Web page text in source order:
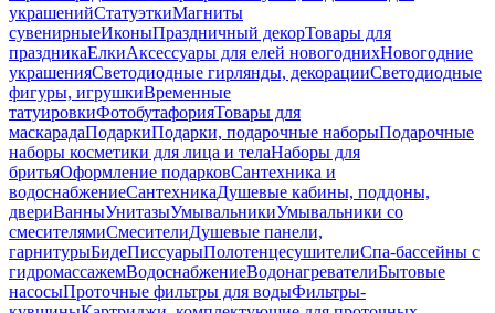
украшенийСтатуэткиМагниты
сувенирныеИконыПраздничный декорТовары для
праздникаЕлкиАксессуары для елей новогоднихНовогодние
украшенияСветодиодные гирлянды, декорацииСветодиодные
фигуры, игрушкиВременные
татуировкиФотобутафорияТовары для
маскарадаПодаркиПодарки, подарочные наборыПодарочные
наборы косметики для лица и телаНаборы для
бритьяОформление подарковСантехника и
водоснабжениеСантехникаДушевые кабины, поддоны,
двериВанныУнитазыУмывальникиУмывальники со
смесителямиСмесителиДушевые панели,
гарнитурыБидеПиссуарыПолотенцесушителиСпа-бассейны с
гидромассажемВодоснабжениеВодонагревателиБытовые
насосыПроточные фильтры для водыФильтры-